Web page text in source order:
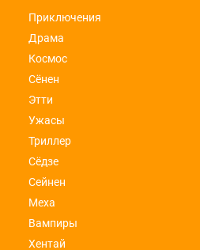
Приключения
Драма
Космос
Сёнен
Этти
Ужасы
Триллер
Сёдзе
Сейнен
Меха
Вампиры
Хентай